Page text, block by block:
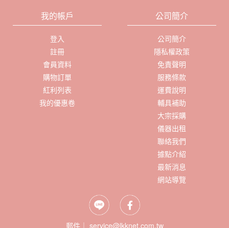
我的帳戶
登入
註冊
會員資料
購物訂單
紅利列表
我的優惠卷
公司簡介
公司簡介
隱私權政策
免責聲明
服務條款
運費說明
輔具補助
大宗採購
儀器出租
聯絡我們
據點介紹
最新消息
網站導覽
郵件｜ service@lkknet.com.tw